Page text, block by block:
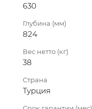
630
Глубина (мм)
824
Вес нетто (кг)
38
Страна
Турция